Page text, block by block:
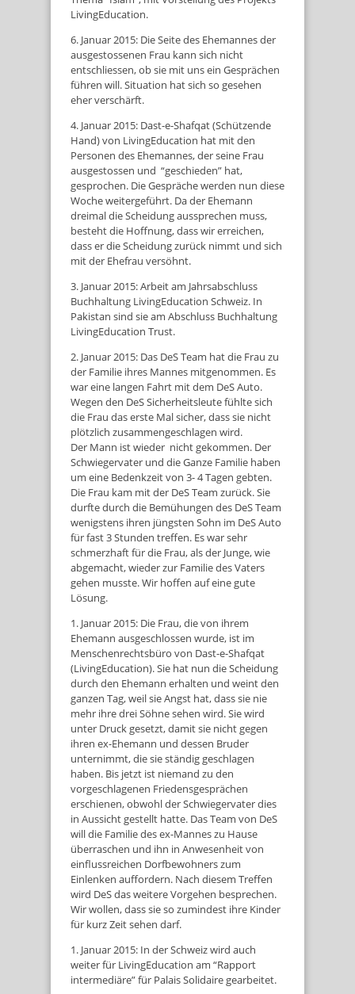
LivingEducation.
6. Januar 2015: Die Seite des Ehemannes der
ausgestossenen Frau kann sich nicht
entschliessen, ob sie mit uns ein Gesprächen
führen will. Situation hat sich so gesehen
eher verschärft.
4. Januar 2015: Dast-e-Shafqat (Schützende
Hand) von LivingEducation hat mit den
Personen des Ehemannes, der seine Frau
ausgestossen und “geschieden” hat,
gesprochen. Die Gespräche werden nun diese
Woche weitergeführt. Da der Ehemann
dreimal die Scheidung aussprechen muss,
besteht die Hoffnung, dass wir erreichen,
dass er die Scheidung zurück nimmt und sich
mit der Ehefrau versöhnt.
3. Januar 2015: Arbeit am Jahrsabschluss
Buchhaltung LivingEducation Schweiz. In
Pakistan sind sie am Abschluss Buchhaltung
LivingEducation Trust.
2. Januar 2015: Das DeS Team hat die Frau zu
der Familie ihres Mannes mitgenommen. Es
war eine langen Fahrt mit dem DeS Auto.
Wegen den DeS Sicherheitsleute fühlte sich
die Frau das erste Mal sicher, dass sie nicht
plötzlich zusammengeschlagen wird.
Der Mann ist wieder nicht gekommen. Der
Schwiegervater und die Ganze Familie haben
um eine Bedenkzeit von 3- 4 Tagen gebten.
Die Frau kam mit der DeS Team zurück. Sie
durfte durch die Bemühungen des DeS Team
wenigstens ihren jüngsten Sohn im DeS Auto
für fast 3 Stunden treffen. Es war sehr
schmerzhaft für die Frau, als der Junge, wie
abgemacht, wieder zur Familie des Vaters
gehen musste. Wir hoffen auf eine gute
Lösung.
1. Januar 2015: Die Frau, die von ihrem
Ehemann ausgeschlossen wurde, ist im
Menschenrechtsbüro von Dast-e-Shafqat
(LivingEducation). Sie hat nun die Scheidung
durch den Ehemann erhalten und weint den
ganzen Tag, weil sie Angst hat, dass sie nie
mehr ihre drei Söhne sehen wird. Sie wird
unter Druck gesetzt, damit sie nicht gegen
ihren ex-Ehemann und dessen Bruder
unternimmt, die sie ständig geschlagen
haben. Bis jetzt ist niemand zu den
vorgeschlagenen Friedensgesprächen
erschienen, obwohl der Schwiegervater dies
in Aussicht gestellt hatte. Das Team von DeS
will die Familie des ex-Mannes zu Hause
überraschen und ihn in Anwesenheit von
einflussreichen Dorfbewohners zum
Einlenken auffordern. Nach diesem Treffen
wird DeS das weitere Vorgehen besprechen.
Wir wollen, dass sie so zumindest ihre Kinder
für kurz Zeit sehen darf.
1. Januar 2015: In der Schweiz wird auch
weiter für LivingEducation am “Rapport
intermediäre” für Palais Solidaire gearbeitet.